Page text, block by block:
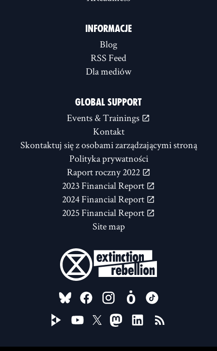
INFORMACJE
Blog
RSS Feed
Dla mediów
GLOBAL SUPPORT
Events & Trainings
Kontakt
Skontaktuj się z osobami zarządzającymi stroną
Polityka prywatności
Raport roczny 2022
2023 Financial Report
2024 Financial Report
2025 Financial Report
Site map
FOLLOW US ON